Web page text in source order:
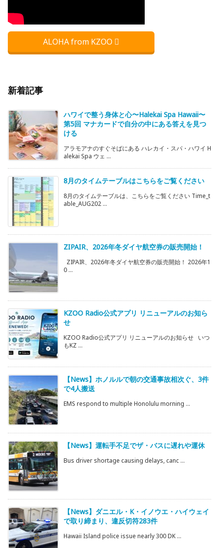
ALOHA from KZOO
新着記事
ハワイで整う身体と心〜Halekai Spa Hawaii〜
第5回 マナカードで自分の中にある答えを見つ
ける
アラモアナのすぐそばにある ハレカイ・スパ・ハワイ H
alekai Spa ウェ ...
8月のタイムテーブルはこちらをご覧ください
8月のタイムテーブルは、こちらをご覧ください Time_t
able_AUG202 ...
ZIPAIR、2026年冬ダイヤ航空券の販売開始！
ZIPAIR、2026年冬ダイヤ航空券の販売開始！ 2026年1
0 ...
KZOO Radio公式アプリ リニューアルのお知ら
せ
KZOO Radio公式アプリ リニューアルのお知らせ いつ
もKZ ...
【News】ホノルルで朝の交通事故相次ぐ、3件
で4人搬送
EMS respond to multiple Honolulu morning ...
【News】運転手不足でザ・バスに遅れや運休
Bus driver shortage causing delays, canc ...
【News】ダニエル・K・イノウエ・ハイウェイ
で取り締まり、違反切符283件
Hawaii Island police issue nearly 300 DK ...